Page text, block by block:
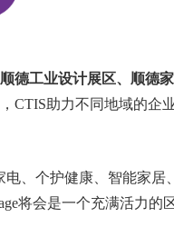
顺德工业设计展区、顺德
CTIS助力不同地域的企
、个护健康、智能家
将会是一个充满活力